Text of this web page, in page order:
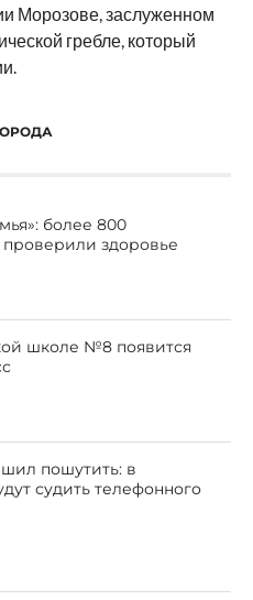
Морозове, заслуженном
гребле, который
более 800
здоровье
школе №8 появится
пошутить: в
судить телефонного